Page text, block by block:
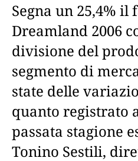
Segna un 25,4% il
Dreamland 2006
divisione del
segmento di
state delle
quanto registrato
passata stagione
Tonino Sestili,